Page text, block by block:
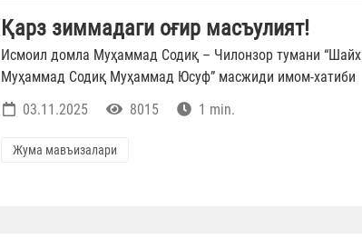
Қарз зиммадаги оғир масъулият!
Исмоил домла Муҳаммад Содиқ – Чилонзор тумани “Шайх
Муҳаммад Содиқ Муҳаммад Юсуф” масжиди имом-хатиби
03.11.2025
8015 1 min.
Жума мавъизалари